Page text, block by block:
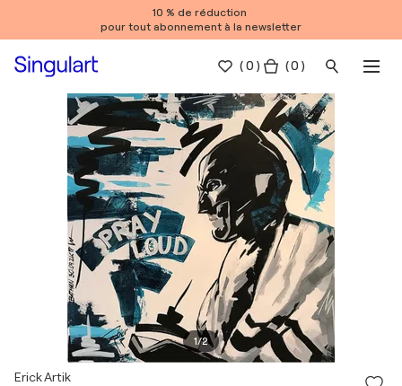
10 % de réduction
pour tout abonnement à la newsletter
(0 ) ( 0 )
1/2
Erick Artik